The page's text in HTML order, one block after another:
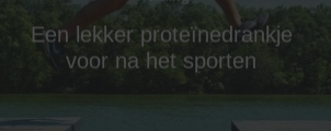
Een lekker proteïnedrankje
voor na het sporten